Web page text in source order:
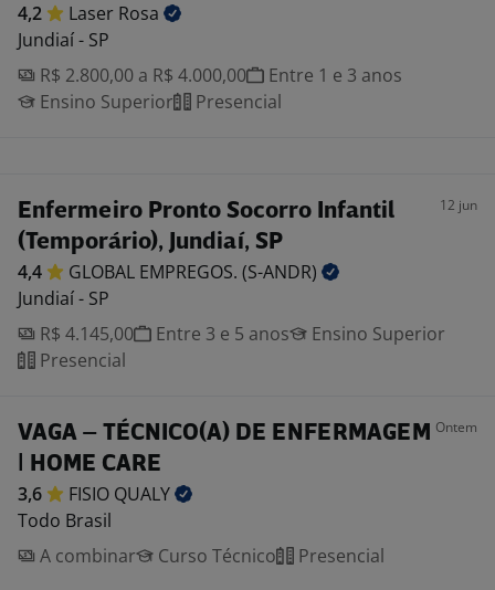
4,2 Laser Rosa
Jundiaí - SP
R$ 2.800,00 a R$ 4.000,00
Entre 1 e 3 anos
Ensino Superior
Presencial
Enfermeiro Pronto Socorro Infantil
(Temporário), Jundiaí, SP
12 jun
4,4 GLOBAL EMPREGOS. (S-ANDR)
Jundiaí - SP
R$ 4.145,00
Entre 3 e 5 anos
Ensino Superior
Presencial
VAGA – TÉCNICO(A) DE ENFERMAGEM
| HOME CARE
Ontem
3,6 FISIO QUALY
Todo Brasil
A combinar
Curso Técnico Presencial